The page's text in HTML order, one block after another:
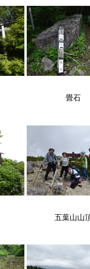
畳石
五葉山山